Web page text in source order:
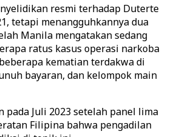
resmi terhadap Duterte
tetapi menangguhkannya dua
Manila mengatakan sedang
ratus kasus operasi narkoba
kematian terdakwa di
bayaran, dan kelompok main
pada Juli 2023 setelah panel lima
Filipina bahwa pengadilan